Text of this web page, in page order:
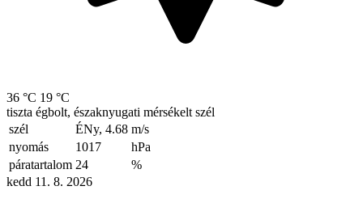
36 °C 19 °C
tiszta égbolt, északnyugati mérsékelt szél
szél
ÉNy, 4.68 m/s
nyomás
1017
hPa
páratartalom 24
%
kedd 11. 8. 2026